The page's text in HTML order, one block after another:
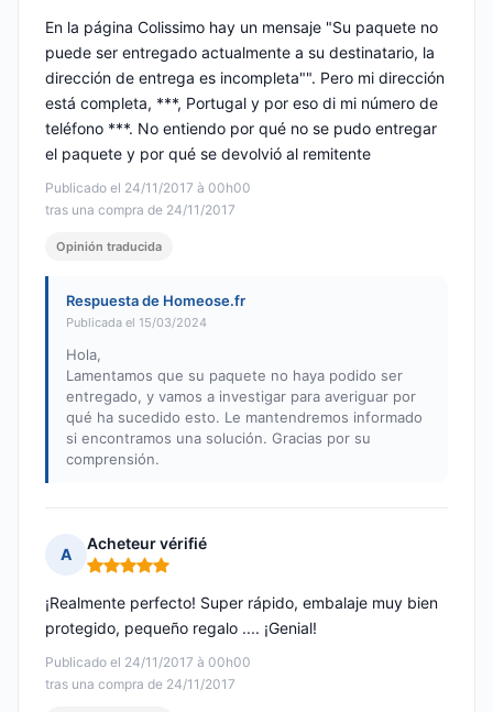
Publicado el 24/11/2017 à 00h00
tras una compra de 24/11/2017
En la página Colissimo hay un mensaje "Su paquete no
puede ser entregado actualmente a su destinatario, la
dirección de entrega es incompleta"". Pero mi dirección
está completa, ***, Portugal y por eso di mi número de
teléfono ***. No entiendo por qué no se pudo entregar
el paquete y por qué se devolvió al remitente
Opinión traducida
Respuesta de Homeose.fr
Publicada el 15/03/2024
Hola,
Lamentamos que su paquete no haya podido ser
entregado, y vamos a investigar para averiguar por
qué ha sucedido esto. Le mantendremos informado
si encontramos una solución. Gracias por su
comprensión.
A
Acheteur vérifié
Nota: 5 de 5
Publicado el 24/11/2017 à 00h00
tras una compra de 24/11/2017
¡Realmente perfecto! Super rápido, embalaje muy bien
protegido, pequeño regalo .... ¡Genial!